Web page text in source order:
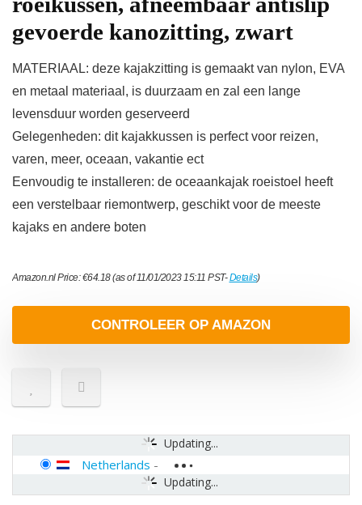
gevoerde kanozitting, zwart
MATERIAAL: deze kajakzitting is gemaakt van nylon, EVA
en metaal materiaal, is duurzaam en zal een lange
levensduur worden geserveerd
Gelegenheden: dit kajakkussen is perfect voor reizen,
varen, meer, oceaan, vakantie ect
Eenvoudig te installeren: de oceaankajak roeistoel heeft
een verstelbaar riemontwerp, geschikt voor de meeste
kajaks en andere boten
Amazon.nl Price:€64.18(as of 11/01/2023 15:11 PST-Details)
CONTROLEER OP AMAZON
Updating...
Updating...
Netherlands -